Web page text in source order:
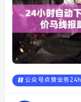
公众号点赞业务24h